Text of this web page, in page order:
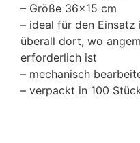
– Größe 36×15 cm
– ideal für den Einsatz
überall dort, wo
erforderlich ist
– mechanisch
– verpackt in 100